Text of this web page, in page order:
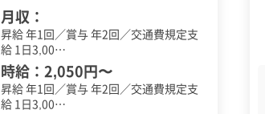
月収：
昇給 年1回／賞与 年2回／交通費規定支
給 1日3,00…
時給： 2,050円〜
昇給 年1回／賞与 年2回／交通費規定支
給 1日3,00…